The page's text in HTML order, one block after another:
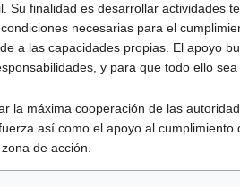
finalidad es desarrollar actividades
necesarias para el
a las capacidades propias. El apoyo
y para que todo ello
la máxima cooperación de las
así como el apoyo al
de acción.